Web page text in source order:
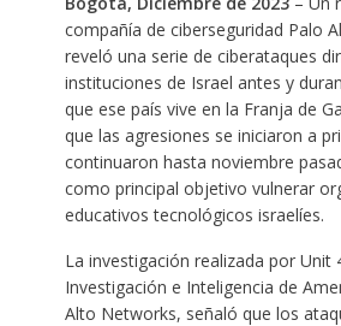
compañía de ciberseguridad Palo
reveló una serie de ciberataques
instituciones de Israel antes y
que ese país vive en la Franja de
que las agresiones se iniciaron a
continuaron hasta noviembre
como principal objetivo vulnerar
educativos tecnológicos israelíes.
La investigación realizada por Unit
Investigación e Inteligencia de
Alto Networks, señaló que los